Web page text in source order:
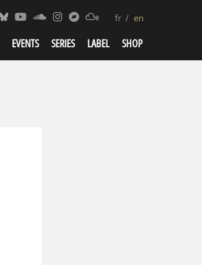
fr en
EVENTS SERIES LABEL SHOP